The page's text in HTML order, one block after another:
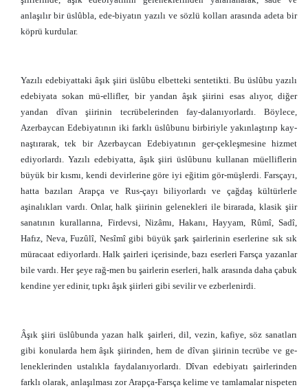
anlaşılır bir üslûbla, ede-biyatın yazılı ve sözlü kolları arasında adeta bir
köprü kurdular.
Yazılı edebiyattaki âşık şiiri üslûbu elbetteki sentetikti. Bu üslûbu yazılı
edebiyata sokan mü-ellifler, bir yandan âşık şiirini esas alıyor, diğer
yandan dîvan şiirinin tecrübelerinden fay-dalanıyorlardı. Böylece,
Azerbaycan Edebiyatının iki farklı üslûbunu birbiriyle yakınlaştırıp kay-
naştırarak, tek bir Azerbaycan Edebiyatının ger-çekleşmesine hizmet
ediyorlardı. Yazılı edebiyatta, âşık şiiri üslûbunu kullanan müelliflerin
büyük bir kısmı, kendi devirlerine göre iyi eğitim gör-müşlerdi. Farsçayı,
hatta bazıları Arapça ve Rus-çayı biliyorlardı ve çağdaş kültürlerle
aşinalıkları vardı. Onlar, halk şiirinin gelenekleri ile birarada, klasik şiir
sanatının kurallarına, Firdevsi, Nizâmı, Hakanı, Hayyam, Rûmî, Sadî,
Hafız, Neva, Fuzûlî, Nesîmî gibi büyük şark şairlerinin eserlerine sık sık
müracaat ediyorlardı. Halk şairleri içerisinde, bazı eserleri Farsça yazanlar
bile vardı. Her şeye rağ-men bu şairlerin eserleri, halk arasında daha çabuk
kendine yer edinir, tıpkı âşık şiirleri gibi sevilir ve ezberlenirdi.
Âşık şiiri üslûbunda yazan halk şairleri, dil, vezin, kafiye, söz sanatları
gibi konularda hem âşık şiirinden, hem de dîvan şiirinin tecrübe ve ge-
leneklerinden ustalıkla faydalanıyorlardı. Dîvan edebiyatı şairlerinden
farklı olarak, anlaşılması zor Arapça-Farsça kelime ve tamlamalar nispeten